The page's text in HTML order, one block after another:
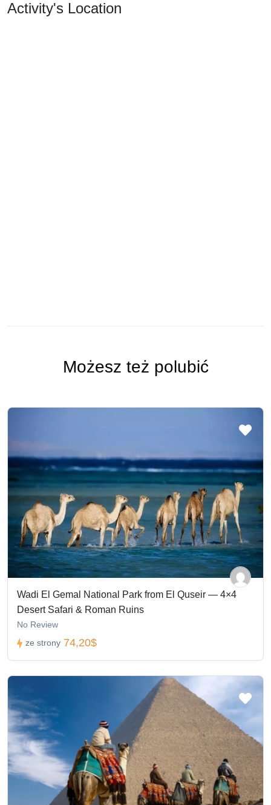
Activity's Location
Możesz też polubić
Wadi El Gemal National Park from El Quseir — 4×4
Desert Safari & Roman Ruins
No Review
ze strony 74,20$